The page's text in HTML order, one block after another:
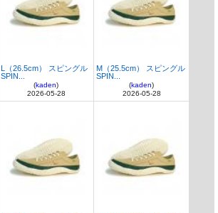
L（26.5cm） スピングル
SPIN...
(kaden)
2026-05-28
M（25.5cm） スピングル
SPIN...
(kaden)
2026-05-28